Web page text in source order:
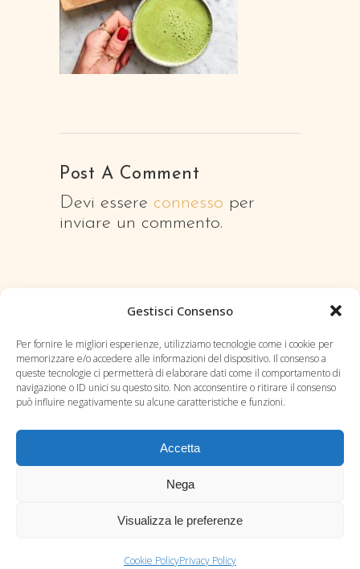
Gestisci Consenso
Per fornire le migliori esperienze, utilizziamo tecnologie come i cookie per
memorizzare e/o accedere alle informazioni del dispositivo. Il consenso a
queste tecnologie ci permetterà di elaborare dati come il comportamento di
navigazione o ID unici su questo sito. Non acconsentire o ritirare il consenso
può influire negativamente su alcune caratteristiche e funzioni.
Accetta
Nega
Visualizza le preferenze
Cookie PolicyPrivacy Policy
Post A Comment
Devi essere connesso per
inviare un commento.
Blog
Privacy Policy
Cookie Policy (UE)